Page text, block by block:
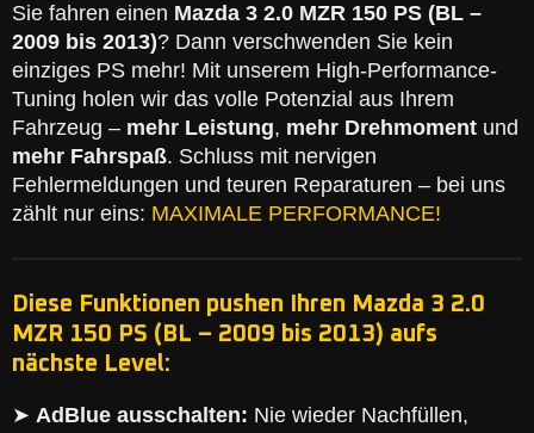
Sie fahren einen Mazda 3 2.0 MZR 150 PS (BL –
2009 bis 2013)? Dann verschwenden Sie kein
einziges PS mehr! Mit unserem High-Performance-
Tuning holen wir das volle Potenzial aus Ihrem
Fahrzeug – mehr Leistung, mehr Drehmoment und
mehr Fahrspaß. Schluss mit nervigen
Fehlermeldungen und teuren Reparaturen – bei uns
zählt nur eins: MAXIMALE PERFORMANCE!
Diese Funktionen pushen Ihren Mazda 3 2.0
MZR 150 PS (BL – 2009 bis 2013) aufs
nächste Level:
➤ AdBlue ausschalten: Nie wieder Nachfüllen,